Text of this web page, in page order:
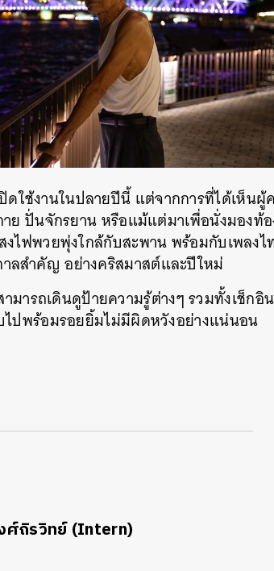
ดใช้งานในปลายปีนี้ แต่จากการที่ได้เห็น
าย ปั่นจักรยาน หรือแม้แต่มาเพื่อนั่งมอง
ไฟพวยพุ่งใกล้กับสะพาน พร้อมกับเพลง
ลสำคัญ อย่างคริสมาสต์และปีใหม่
มารถเดินดูป้ายความรู้ต่างๆ รวมทั้งเช็กอิ
ปพร้อมรอยยิ้มไม่มีผิดหวังอย่างแน่นอน
ศ์ถิรวิทย์ (Intern)